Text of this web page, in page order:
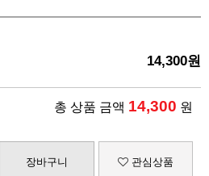
14,300원
총 상품 금액 14,300 원
장바구니 관심상품